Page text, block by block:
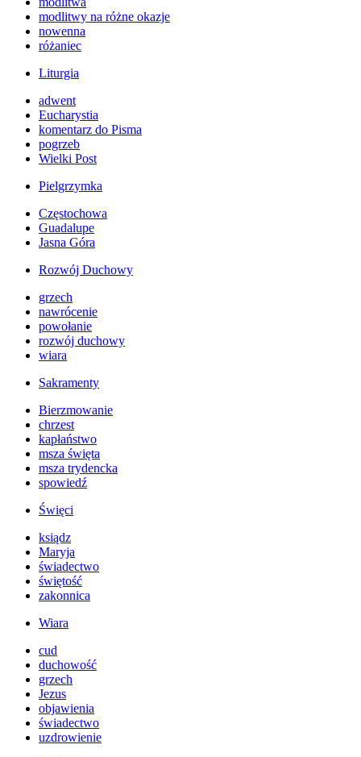
modlitwy na różne okazje
nowenna
różaniec
Liturgia
adwent
Eucharystia
komentarz do Pisma
pogrzeb
Wielki Post
Pielgrzymka
Częstochowa
Guadalupe
Jasna Góra
Rozwój Duchowy
grzech
nawrócenie
powołanie
rozwój duchowy
wiara
Sakramenty
Bierzmowanie
chrzest
kapłaństwo
msza święta
msza trydencka
spowiedź
Święci
ksiądz
Maryja
świadectwo
świętość
zakonnica
Wiara
cud
duchowość
grzech
Jezus
objawienia
świadectwo
uzdrowienie